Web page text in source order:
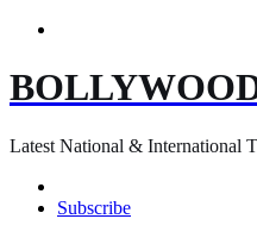
Latest National & International
Subscribe